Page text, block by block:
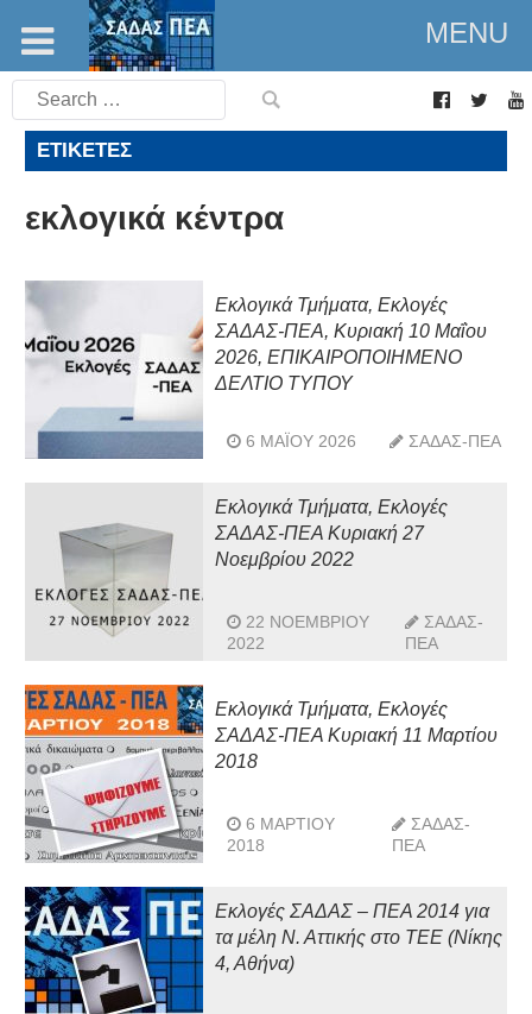
MENU
Search
for:
ΕΤΙΚΈΤΕΣ
εκλογικά κέντρα
Εκλογικά Τμήματα, Εκλογές
ΣΑΔΑΣ-ΠΕΑ, Κυριακή 10 Μαΐου
2026, ΕΠΙΚΑΙΡΟΠΟΙΗΜΕΝΟ
ΔΕΛΤΙΟ ΤΥΠΟΥ
6 ΜΑΪ́ΟΥ 2026 ΣΑΔΑΣ-ΠΕΑ
Εκλογικά Τμήματα, Εκλογές
ΣΑΔΑΣ-ΠΕΑ Κυριακή 27
Νοεμβρίου 2022
22 ΝΟΕΜΒΡΊΟΥ
2022
ΣΑΔΑΣ-
ΠΕΑ
Εκλογικά Τμήματα, Εκλογές
ΣΑΔΑΣ-ΠΕΑ Κυριακή 11 Μαρτίου
2018
6 ΜΑΡΤΊΟΥ
2018
ΣΑΔΑΣ-
ΠΕΑ
Εκλογές ΣΑΔΑΣ – ΠΕΑ 2014 για
τα μέλη Ν. Αττικής στο ΤΕΕ (Νίκης
4, Αθήνα)